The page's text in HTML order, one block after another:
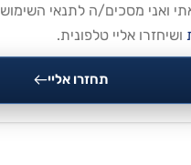
ואני מסכים/ה לתנאי השימוש
ושיחזרו אליי טלפונית.
תחזרו אליי